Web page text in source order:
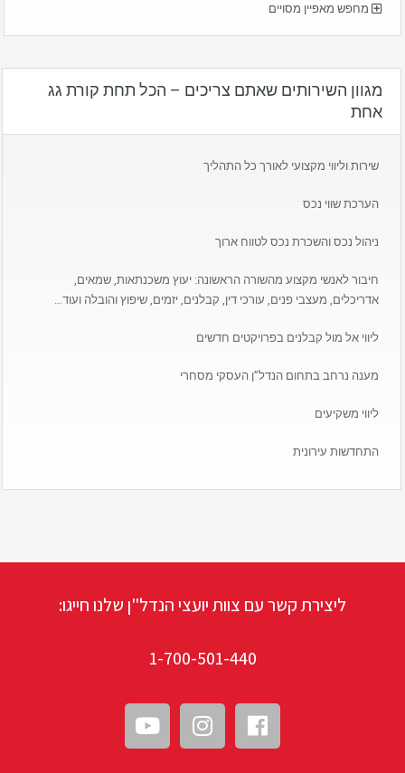
מחפש מאפיין מסויים
מגוון השירותים שאתם צריכים – הכל תחת קורת גג
אחת
שירות וליווי מקצועי לאורך כל התהליך
הערכת שווי נכס
ניהול נכס והשכרת נכס לטווח ארוך
חיבור לאנשי מקצוע מהשורה הראשונה: יעוץ משכנתאות, שמאים,
אדריכלים, מעצבי פנים, עורכי דין, קבלנים, יזמים, שיפוץ והובלה ועוד…
ליווי אל מול קבלנים בפרויקטים חדשים
מענה נרחב בתחום הנדל”ן העסקי מסחרי
ליווי משקיעים
התחדשות עירונית
ליצירת קשר עם צוות יועצי הנדל"ן שלנו חייגו:
1-700-501-440